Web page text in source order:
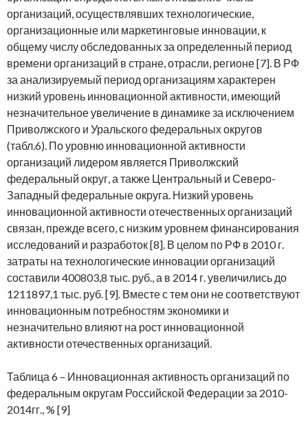
организаций, осуществлявших технологические,
организационные или маркетинговые инновации, к
общему числу обследованных за определенный период
времени организаций в стране, отрасли, регионе [7]. В РФ
за анализируемый период организациям характерен
низкий уровень инновационной активности, имеющий
незначительное увеличение в динамике за исключением
Приволжского и Уральского федеральных округов
(табл.6). По уровню инновационной активности
организаций лидером является Приволжский
федеральный округ, а также Центральный и Северо-
Западный федеральные округа. Низкий уровень
инновационной активности отечественных организаций
связан, прежде всего, с низким уровнем финансирования
исследований и разработок [8]. В целом по РФ в 2010 г.
затраты на технологические инновации организаций
составили 400803,8 тыс. руб., а в 2014 г. увеличились до
1211897,1 тыс. руб. [9]. Вместе с тем они не соответствуют
инновационным потребностям экономики и
незначительно влияют на рост инновационной
активности отечественных организаций.
Таблица 6 – Инновационная активность организаций по
федеральным округам Российской Федерации за 2010-
2014гг., % [9]